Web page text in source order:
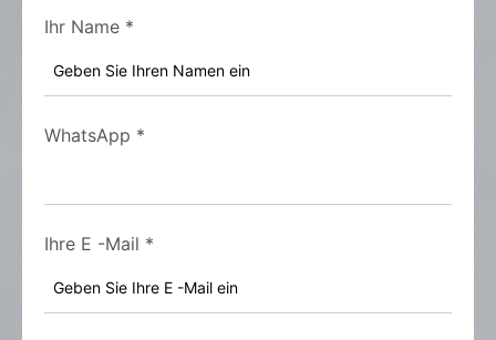
Ihr Name *
WhatsApp *
Ihre E -Mail *